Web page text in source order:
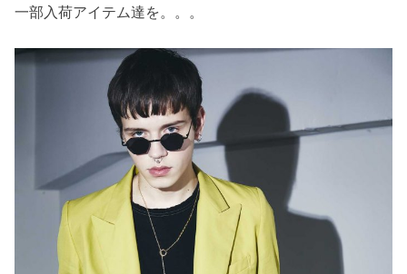
一部入荷アイテム達を。。。